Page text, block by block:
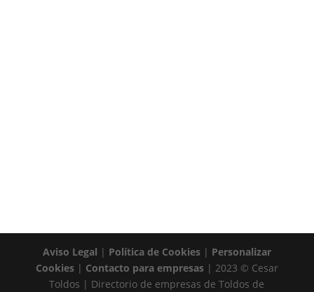
Aviso Legal | Política de Cookies| Personalizar
Cookies| Contacto para empresas| 2023 © Cesar
Toldos | Directorio de empresas de Toldos de